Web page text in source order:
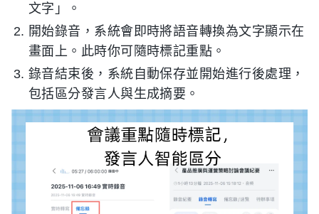
文字」。
開始錄音，系統會即時將語音轉換為文字顯示在
畫面上。此時你可隨時標記重點。
錄音結束後，系統自動保存並開始進行後處理，
包括區分發言人與生成摘要。